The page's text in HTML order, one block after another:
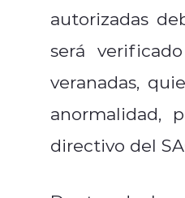
autorizadas
será
veranadas,
anormalidad,
directivo del